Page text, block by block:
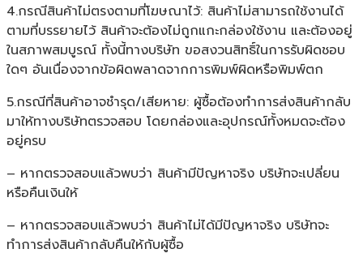
4.กรณีสินค้าไม่ตรงตามที่โฆษณาไว้: สินค้าไม่สามารถใช้งานได้
ตามที่บรรยายไว้ สินค้าจะต้องไม่ถูกแกะกล่องใช้งาน และต้องอยู่
ในสภาพสมบูรณ์ ทั้งนี้ทางบริษัท ขอสงวนสิทธิ์ในการรับผิดชอบ
ใดๆ อันเนื่องจากข้อผิดพลาดจากการพิมพ์ผิดหรือพิมพ์ตก
5.กรณีที่สินค้าอาจชำรุด/เสียหาย: ผู้ซื้อต้องทำการส่งสินค้ากลับ
มาให้ทางบริษัทตรวจสอบ โดยกล่องและอุปกรณ์ทั้งหมดจะต้อง
อยู่ครบ
– หากตรวจสอบแล้วพบว่า สินค้ามีปัญหาจริง บริษัทจะเปลี่ยน
หรือคืนเงินให้
– หากตรวจสอบแล้วพบว่า สินค้าไม่ได้มีปัญหาจริง บริษัทจะ
ทำการส่งสินค้ากลับคืนให้กับผู้ซื้อ